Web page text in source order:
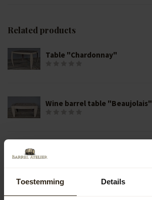
Toestemming Details
Related products
Table "Chardonnay"
Wine barrel table "Beaujolais"